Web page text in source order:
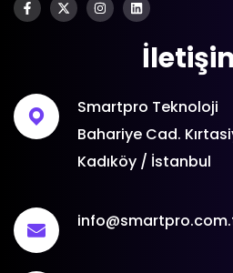
Smartpro Teknoloji
Bahariye Cad.
Kadıköy / İstanbul